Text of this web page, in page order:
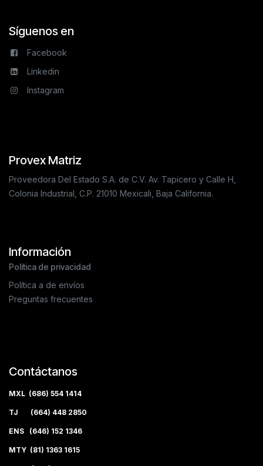
Síguenos en
Facebook
Linkedin
Instagram
Provex Matriz
Proveedora Del Estado S.A. de C.V. Av. Tapicero y Calle H,
Colonia Industrial, C.P. 21010 Mexicali, Baja California.
Información
Política de privacidad
Política a de envíos
Preguntas frecuentes
Contáctanos
MXL (686) 554 1414
TJ (664) 448 2850
ENS (646) 152 1346
MTY (81) 1363 1615